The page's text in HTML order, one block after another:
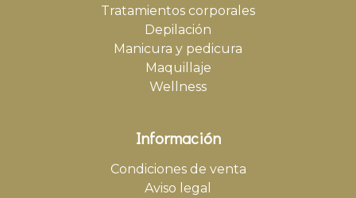
Tratamientos corporales
Depilación
Manicura y pedicura
Maquillaje
Wellness
Información
Condiciones de venta
Aviso legal